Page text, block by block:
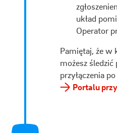
układ
Operator
Pamiętaj, że w
możesz
przyłączenia
Portalu